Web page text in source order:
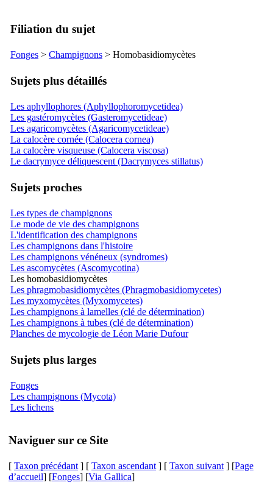
Filiation du sujet
Fonges > Champignons > Homobasidiomycètes
Sujets plus détaillés
Les aphyllophores (Aphyllophoromycetidea)
Les gastéromycètes (Gasteromycetideae)
Les agaricomycètes (Agaricomycetideae)
La calocère cornée (Calocera cornea)
La calocère visqueuse (Calocera viscosa)
Le dacrymyce déliquescent (Dacrymyces stillatus)
Sujets proches
Les types de champignons
Le mode de vie des champignons
L'identification des champignons
Les champignons dans l'histoire
Les champignons vénéneux (syndromes)
Les ascomycètes (Ascomycotina)
Les homobasidiomycètes
Les phragmobasidiomycètes (Phragmobasidiomycetes)
Les myxomycètes (Myxomycetes)
Les champignons à lamelles (clé de détermination)
Les champignons à tubes (clé de détermination)
Planches de mycologie de Léon Marie Dufour
Sujets plus larges
Fonges
Les champignons (Mycota)
Les lichens
Naviguer sur ce Site
[ Taxon précédant ] [ Taxon ascendant ] [ Taxon suivant ] [Page
d’accueil] [Fonges] [Via Gallica]